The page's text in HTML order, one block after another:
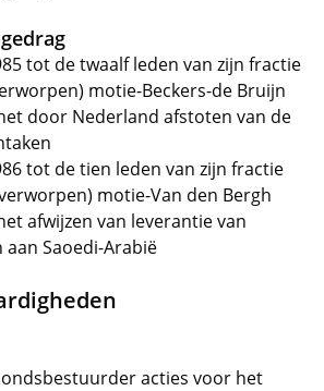
tot de twaalf leden van zijn fractie
motie-Beckers-de Bruijn
door Nederland afstoten van de
tot de tien leden van zijn fractie
motie-Van den Bergh
afwijzen van leverantie van
Saoedi-Arabië
acties voor het